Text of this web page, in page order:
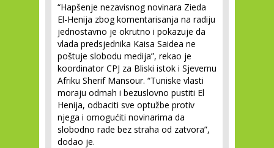
“Hapšenje nezavisnog novinara Zieda
El-Henija zbog komentarisanja na radiju
jednostavno je okrutno i pokazuje da
vlada predsjednika Kaisa Saidea ne
poštuje slobodu medija”, rekao je
koordinator CPJ za Bliski istok i Sjevernu
Afriku Sherif Mansour. “Tuniske vlasti
moraju odmah i bezuslovno pustiti El
Henija, odbaciti sve optužbe protiv
njega i omogućiti novinarima da
slobodno rade bez straha od zatvora”,
dodao je.